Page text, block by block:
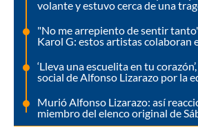
volante y estuvo cerca de una
"No me arrepiento de sentir
Karol G: estos artistas colaboran
‘Lleva una escuelita en tu
social de Alfonso Lizarazo por la
Murió Alfonso Lizarazo: así
miembro del elenco original de